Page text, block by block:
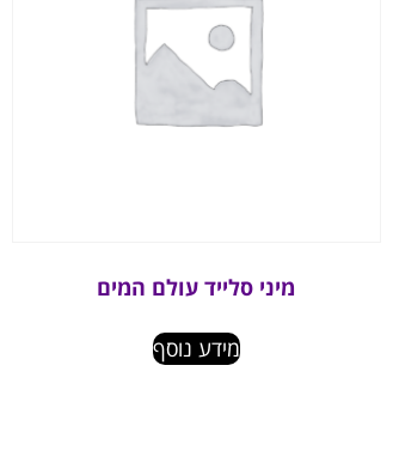
מיני סלייד עולם המים
מידע נוסף